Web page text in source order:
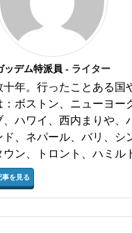
ッデム特派員 - ライター
十年。行ったことある国
ボストン、ニューヨー
ハワイ、西内まりや、
ド、ネパール、バリ、シ
ウン、トロント、ハミル
事を見る